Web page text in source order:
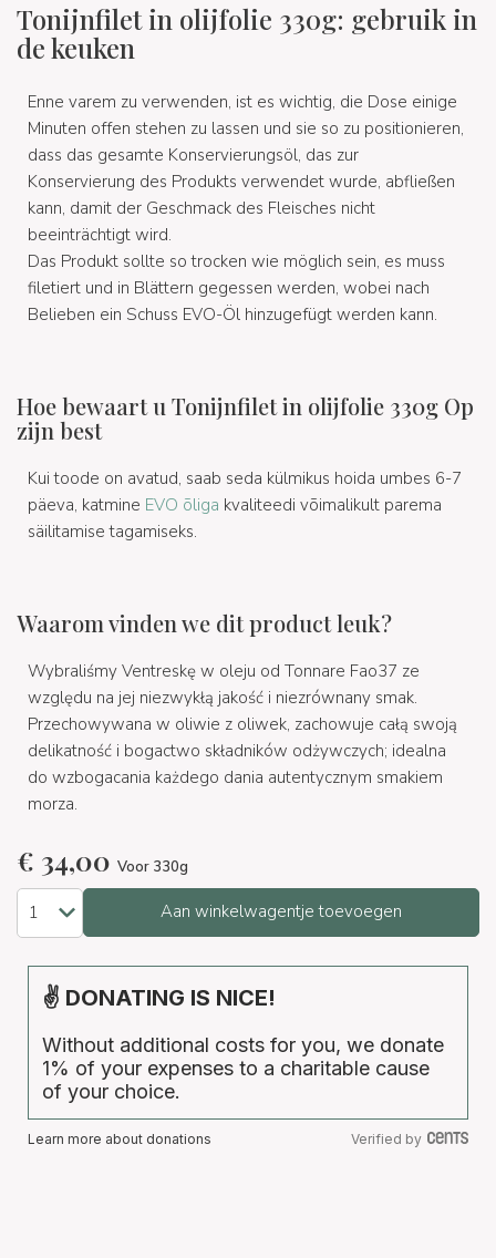
Tonijnfilet in olijfolie 330g: gebruik in
de keuken
Enne varem zu verwenden, ist es wichtig, die Dose einige
Minuten offen stehen zu lassen und sie so zu positionieren,
dass das gesamte Konservierungsöl, das zur
Konservierung des Produkts verwendet wurde, abfließen
kann, damit der Geschmack des Fleisches nicht
beeinträchtigt wird.
Das Produkt sollte so trocken wie möglich sein, es muss
filetiert und in Blättern gegessen werden, wobei nach
Belieben ein Schuss EVO-Öl hinzugefügt werden kann.
Hoe bewaart u Tonijnfilet in olijfolie 330g Op
zijn best
Kui toode on avatud, saab seda külmikus hoida umbes 6-7
päeva, katmine EVO õliga kvaliteedi võimalikult parema
säilitamise tagamiseks.
Waarom vinden we dit product leuk?
Wybraliśmy Ventreskę w oleju od Tonnare Fao37 ze
względu na jej niezwykłą jakość i niezrównany smak.
Przechowywana w oliwie z oliwek, zachowuje całą swoją
delikatność i bogactwo składników odżywczych; idealna
do wzbogacania każdego dania autentycznym smakiem
morza.
€ 34,00 Voor 330g
Aan winkelwagentje toevoegen
✌ DONATING IS NICE!
Without additional costs for you, we donate
1% of your expenses to a charitable cause
of your choice.
Learn more about donations Verified by